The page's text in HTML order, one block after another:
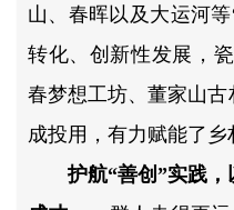
山、春晖以及大运河
转化、创新性发展，
春梦想工坊、董家山
成投用，有力赋能了乡
护航“善创”实践